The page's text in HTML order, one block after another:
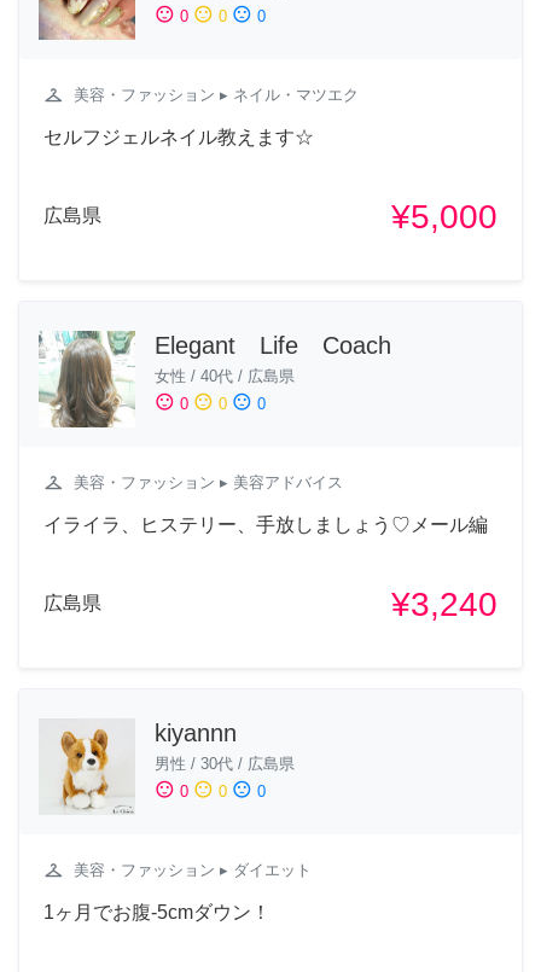
sentiment_satisfied 0 sentiment_neutral 0 sentiment_dissatisfied 0
checkroom 美容・ファッション ▸ ネイル・マツエク
セルフジェルネイル教えます☆
広島県 ¥5,000
Elegant Life Coach
女性 / 40代 / 広島県
sentiment_satisfied 0 sentiment_neutral 0 sentiment_dissatisfied 0
checkroom 美容・ファッション ▸ 美容アドバイス
イライラ、ヒステリー、手放しましょう♡メール編
広島県 ¥3,240
kiyannn
男性 / 30代 / 広島県
sentiment_satisfied 0 sentiment_neutral 0 sentiment_dissatisfied 0
checkroom 美容・ファッション ▸ ダイエット
1ヶ月でお腹-5cmダウン！